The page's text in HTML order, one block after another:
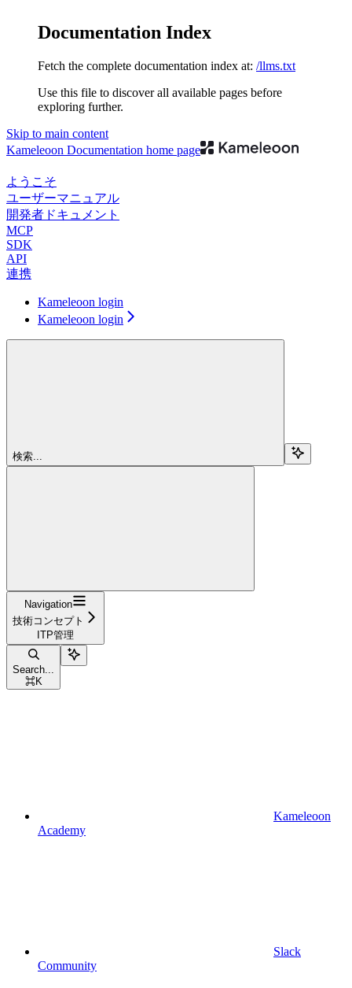
Documentation Index
Fetch the complete documentation index at: /llms.txt
Use this file to discover all available pages before
exploring further.
Skip to main content
Kameleoon Documentation home page
ようこそ
ユーザーマニュアル
開発者ドキュメント
MCP
SDK
API
連携
Kameleoon login
Kameleoon login
検索...
Navigation
技術コンセプト
ITP管理
Search...
⌘K
Kameleoon
Academy
Slack
Community